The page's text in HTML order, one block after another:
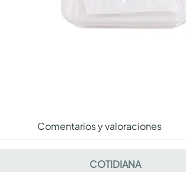
Comentarios y valoraciones
COTIDIANA